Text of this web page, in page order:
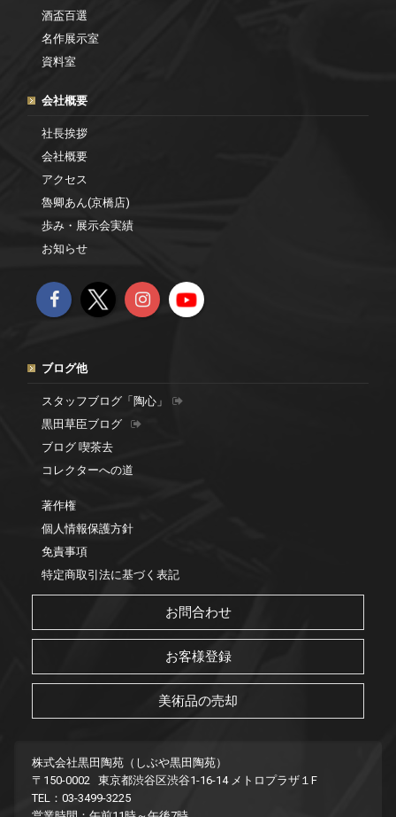
酒盃百選
名作展示室
資料室
会社概要
社長挨拶
会社概要
アクセス
魯卿あん(京橋店)
歩み・展示会実績
お知らせ
ブログ他
スタッフブログ「陶心」
黒田草臣ブログ
ブログ 喫茶去
コレクターへの道
著作権
個人情報保護方針
免責事項
特定商取引法に基づく表記
お問合わせ
お客様登録
美術品の売却
株式会社黒田陶苑（しぶや黒田陶苑）
〒150-0002 東京都渋谷区渋谷1-16-14 メトロプラザ１F
TEL：03-3499-3225